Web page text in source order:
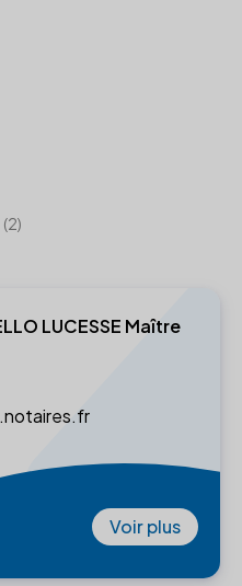
(2)
LUCESSE Maître
Voir plus